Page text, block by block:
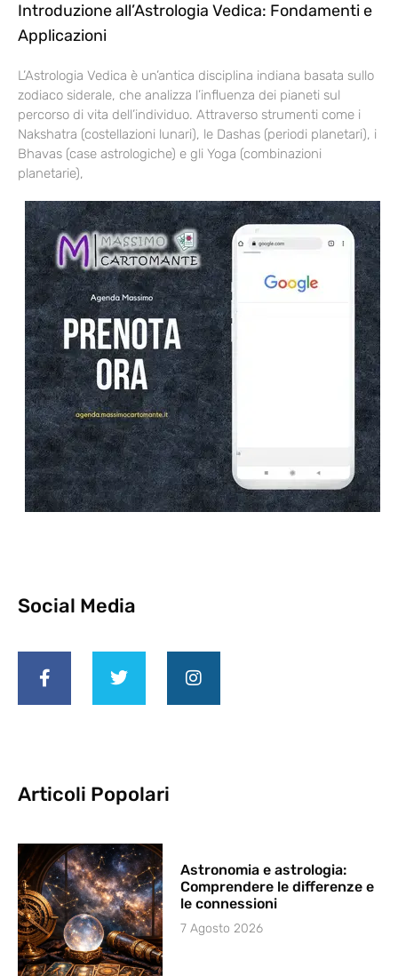
Introduzione all’Astrologia Vedica: Fondamenti e
Applicazioni
L’Astrologia Vedica è un’antica disciplina indiana basata sullo
zodiaco siderale, che analizza l’influenza dei pianeti sul
percorso di vita dell’individuo. Attraverso strumenti come i
Nakshatra (costellazioni lunari), le Dashas (periodi planetari), i
Bhavas (case astrologiche) e gli Yoga (combinazioni
planetarie),
Social Media
Articoli Popolari
Astronomia e astrologia:
Comprendere le differenze e
le connessioni
7 Agosto 2026